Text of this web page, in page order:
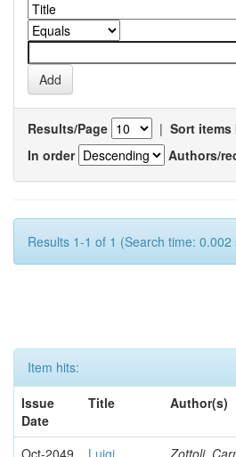
Results/Page | Sort items
In order
Authors/
Results 1-1 of 1 (Search time: 0.002
Item hits:
Issue
Date
Title Author(s)
Oct-2049
Luigi
Zottoli,